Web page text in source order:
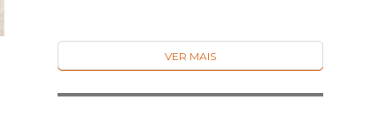
VER MAIS